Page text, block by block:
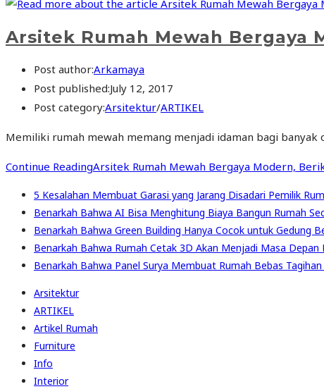
Arsitek Rumah Mewah Bergaya
Post author:Arkamaya
Post published:July 12, 2017
Post category:Arsitektur/ARTIKEL
Memiliki rumah mewah memang menjadi idaman bagi
Continue ReadingArsitek Rumah Mewah Bergaya Modern,
5 Kesalahan Membuat Garasi yang Jarang Disadari Pemilik
Benarkah Bahwa AI Bisa Menghitung Biaya Bangun Rumah
Benarkah Bahwa Green Building Hanya Cocok untuk Gedung
Benarkah Bahwa Rumah Cetak 3D Akan Menjadi Masa Depan
Benarkah Bahwa Panel Surya Membuat Rumah Bebas
Arsitektur
ARTIKEL
Artikel Rumah
Furniture
Info
Interior